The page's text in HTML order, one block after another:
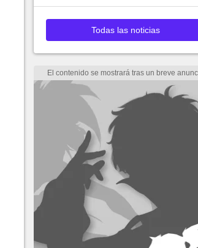
G2 para asegurar el pase a la
final
Todas las noticias